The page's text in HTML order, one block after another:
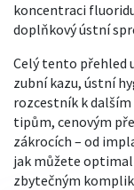
koncentraci
doplňkový ústní
Celý tento přehled
zubní kazu, ústní
rozcestník k
tipům, cenovým
zákrocích – od
jak můžete
zbytečným